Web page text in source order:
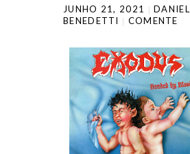
JUNHO 21, 2021
DANIEL
BENEDETTI
COMENTE